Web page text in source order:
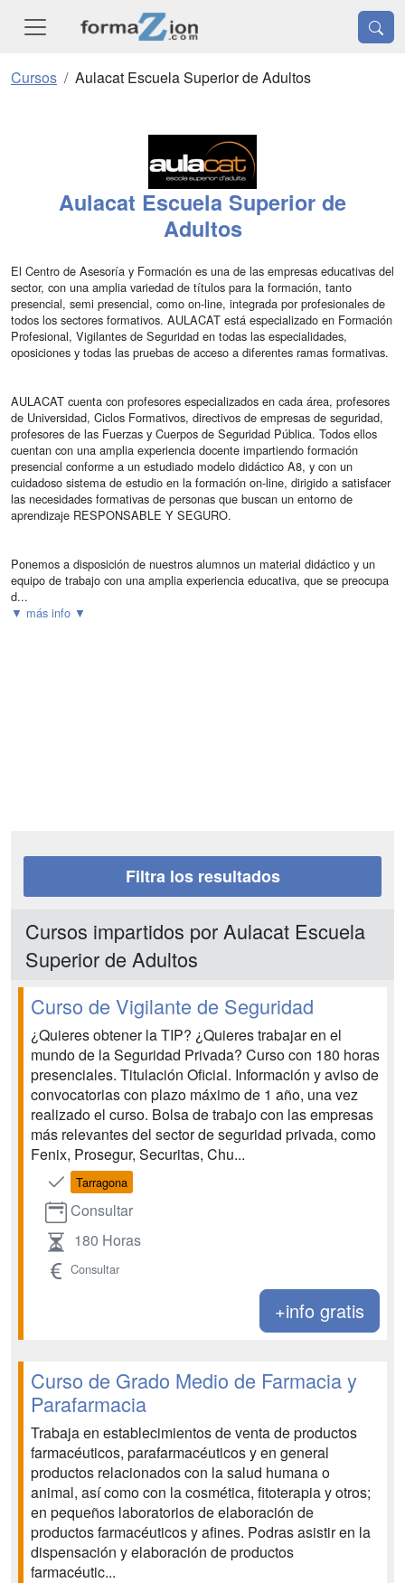
Cursos Aulacat Escuela Superior de Adultos
Aulacat Escuela Superior de
Adultos
El Centro de Asesoría y Formación es una de las empresas educativas del
sector, con una amplia variedad de títulos para la formación, tanto
presencial, semi presencial, como on-line, integrada por profesionales de
todos los sectores formativos. AULACAT está especializado en Formación
Profesional, Vigilantes de Seguridad en todas las especialidades,
oposiciones y todas las pruebas de acceso a diferentes ramas formativas.
AULACAT cuenta con profesores especializados en cada área, profesores
de Universidad, Ciclos Formativos, directivos de empresas de seguridad,
profesores de las Fuerzas y Cuerpos de Seguridad Pública. Todos ellos
cuentan con una amplia experiencia docente impartiendo formación
presencial conforme a un estudiado modelo didáctico A8, y con un
cuidadoso sistema de estudio en la formación on-line, dirigido a satisfacer
las necesidades formativas de personas que buscan un entorno de
aprendizaje RESPONSABLE Y SEGURO.
Ponemos a disposición de nuestros alumnos un material didáctico y un
equipo de trabajo con una amplia experiencia educativa, que se preocupa
d...
▼ más info ▼
Filtra los resultados
Cursos impartidos por Aulacat Escuela
Superior de Adultos
Curso de Vigilante de Seguridad
¿Quieres obtener la TIP? ¿Quieres trabajar en el
mundo de la Seguridad Privada? Curso con 180 horas
presenciales. Titulación Oficial. Información y aviso de
convocatorias con plazo máximo de 1 año, una vez
realizado el curso. Bolsa de trabajo con las empresas
más relevantes del sector de seguridad privada, como
Fenix, Prosegur, Securitas, Chu...
Tarragona
Consultar
180 Horas
Consultar
+info gratis
Curso de Grado Medio de Farmacia y
Parafarmacia
Trabaja en establecimientos de venta de productos
farmacéuticos, parafarmacéuticos y en general
productos relacionados con la salud humana o
animal, así como con la cosmética, fitoterapia y otros;
en pequeños laboratorios de elaboración de
productos farmacéuticos y afines. Podras asistir en la
dispensación y elaboración de productos
farmacéutic...